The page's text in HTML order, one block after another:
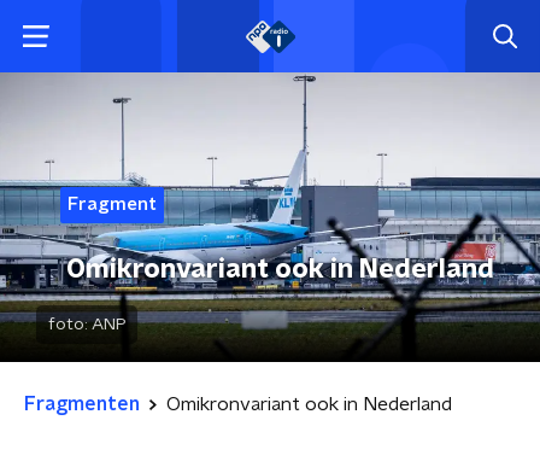
Fragment
Omikronvariant ook in Nederland
foto:ANP
Fragmenten Omikronvariant ook in Nederland